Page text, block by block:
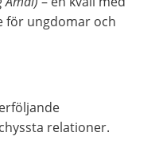
för ungdomar och
relationer.